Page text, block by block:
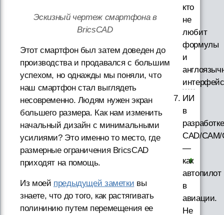
Эскизный чертеж смартфона в
BricsCAD
Этот смартфон был затем доведен до
производства и продавался с большим
успехом, но однажды мы поняли, что
наш смартфон стал выглядеть
несовременно. Людям нужен экран
большего размера. Как нам изменить
начальный дизайн с минимальными
усилиями? Это именно то место, где
размерные ограничения BricsCAD
приходят на помощь.
Из моей предыдущей заметки вы
знаете, что до того, как растягивать
полининию путем перемещения ее
кто
не
любит
формулы
и
ИИ
в
разработке
CAD/
—
как
автопилот
в
авиации.
Не